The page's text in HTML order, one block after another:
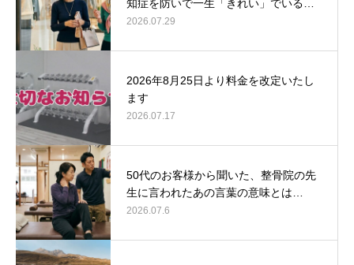
知症を防いで一生「きれい」でいる…
2026.07.29
2026年8月25日より料金を改定いたし
ます
2026.07.17
50代のお客様から聞いた、整骨院の先
生に言われたあの言葉の意味とは…
2026.07.6